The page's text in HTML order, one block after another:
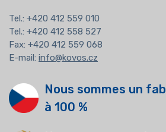
Tel.: +420 412 559 010
Tel.: +420 412 558 527
Fax: +420 412 559 068
E-mail: info@kovos.cz
Nous sommes un
à 100 %